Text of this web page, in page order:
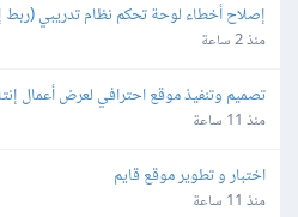
إصلاح أخطاء لوحة تحكم نظام تدريبي
منذ 2 ساعة
تصميم وتنفيذ موقع احترافي لعرض أعمال
منذ 11 ساعة
اختبار و تطوير موقع قايم
منذ 11 ساعة